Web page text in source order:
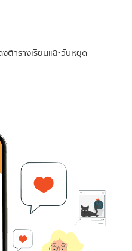
ตารางเรียนและวันหยุด